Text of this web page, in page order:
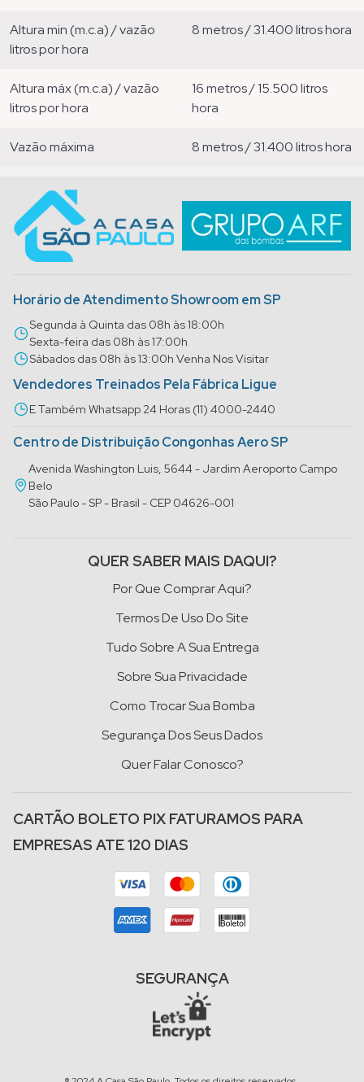
altura min (m.c.a) / vazão
litros por hora
8 metros / 31.400 litros hora
altura máx (m.c.a) / vazão
litros por hora
16 metros / 15.500 litros
hora
vazão máxima 8 metros / 31.400 litros hora
Horário de Atendimento Showroom em SP
Segunda à Quinta das 08h às 18:00h
Sexta-feira das 08h às 17:00h
Sábados das 08h às 13:00h Venha Nos Visitar
Vendedores Treinados Pela Fábrica Ligue
E Também Whatsapp 24 Horas (11) 4000-2440
Centro de Distribuição Congonhas Aero SP
Avenida Washington Luis, 5644 - Jardim Aeroporto Campo
Belo
São Paulo - SP - Brasil - CEP 04626-001
QUER SABER MAIS DAQUI?
Por Que Comprar Aqui?
Termos De Uso Do Site
Tudo Sobre A Sua Entrega
Sobre Sua Privacidade
Como Trocar Sua Bomba
Segurança Dos Seus Dados
Quer Falar Conosco?
CARTÃO BOLETO PIX FATURAMOS PARA
EMPRESAS ATE 120 DIAS
SEGURANÇA